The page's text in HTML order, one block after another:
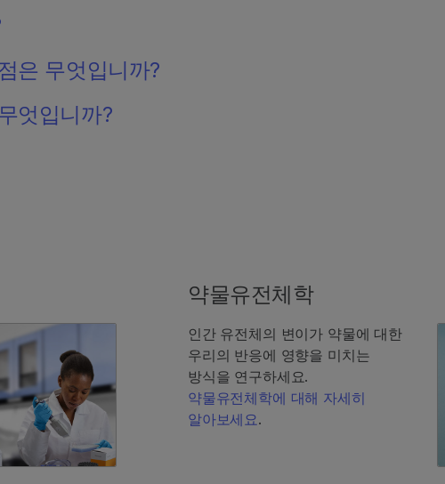
은 무엇입니까?
엇입니까?
약물유전체학
인간 유전체의 변이가 약물에 대한
우리의 반응에 영향을 미치는
방식을 연구하세요.
약물유전체학에 대해 자세히
알아보세요.